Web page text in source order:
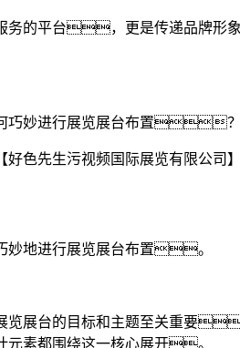
务的平台，更是传递品牌
巧妙进行展览展台布置？
色先生污视频国际展览有限公
妙地进行展览展台布置。
览展台的目标和主题至关重
素都围绕这一核心展开。